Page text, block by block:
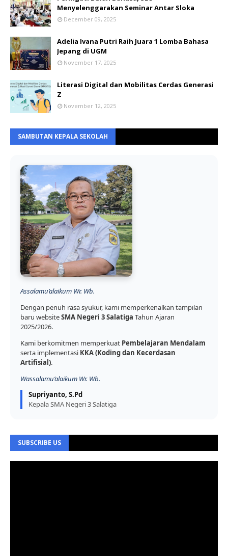
Menyelenggarakan Seminar Antar Sloka
December 09, 2025
Adelia Ivana Putri Raih Juara 1 Lomba Bahasa
Jepang di UGM
November 17, 2025
Literasi Digital dan Mobilitas Cerdas Generasi
Z
November 12, 2025
SAMBUTAN KEPALA SEKOLAH
Assalamu’alaikum Wr. Wb.
Dengan penuh rasa syukur, kami memperkenalkan tampilan
baru websiteSMA Negeri 3 Salatiga Tahun Ajaran
2025/2026.
Kami berkomitmen memperkuat Pembelajaran Mendalam
serta implementasi KKA (Koding dan Kecerdasan
Artifisial).
Wassalamu’alaikum Wr. Wb.
Supriyanto, S.Pd
Kepala SMA Negeri 3 Salatiga
SUBSCRIBE US